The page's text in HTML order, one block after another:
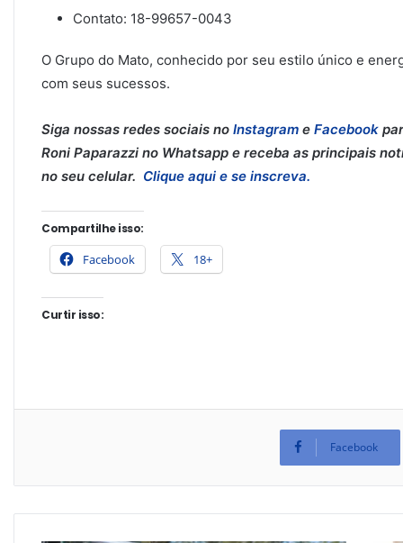
Contato: 18-99657-0043
O Grupo do Mato, conhecido por seu estilo único e
com seus sucessos.
Siga nossas redes sociais no Instagram e Facebook
Roni Paparazzi no Whatsapp e receba as principais
no seu celular. Clique aqui e se inscreva.
Compartilhe isso:
Facebook 18+
Curtir isso:
Facebook